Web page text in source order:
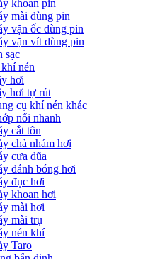
khoan pin
mài dùng pin
vặn ốc dùng pin
vặn vít dùng pin
sạc
nén
hơi
hơi tự rút
cụ khí nén khác
nối nhanh
cắt tôn
chà nhám hơi
cưa dũa
đánh bóng hơi
đục hơi
khoan hơi
mài hơi
mài trụ
nén khí
Taro